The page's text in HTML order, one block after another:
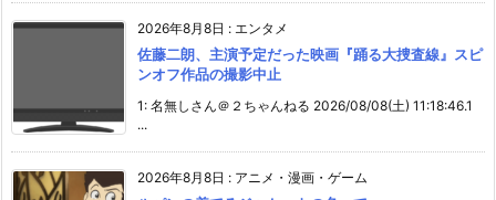
2026年8月8日 : エンタメ
佐藤二朗、主演予定だった映画『踊る大捜査線』スピ
ンオフ作品の撮影中止
1: 名無しさん＠２ちゃんねる 2026/08/08(土) 11:18:46.1
...
2026年8月8日 : アニメ・漫画・ゲーム